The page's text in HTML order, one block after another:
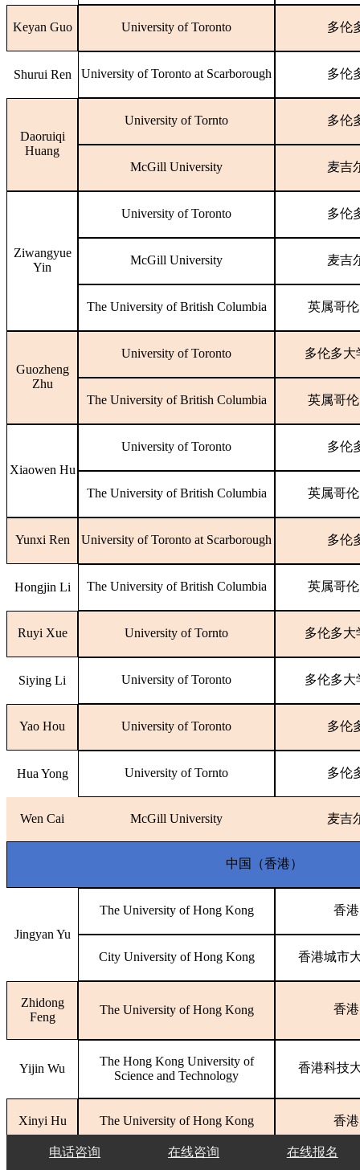
Keyan Guo University of Toronto 多伦
Shurui Ren University of Toronto at Scarborough 多伦
Daoruiqi
Huang
University of Tornto 多伦
McGill University 麦吉
Ziwangyue
Yin
University of Toronto 多伦
McGill University 麦吉
The University of British Columbia 英属哥
Guozheng
Zhu
University of Toronto 多伦多大
The University of British Columbia 英属哥
Xiaowen Hu
University of Toronto 多伦
The University of British Columbia 英属哥
Yunxi Ren University of Toronto at Scarborough 多伦
Hongjin Li The University of British Columbia 英属哥
Ruyi Xue University of Tornto 多伦多大
Siying Li University of Toronto 多伦多大
Yao Hou University of Toronto 多伦
Hua Yong University of Tornto 多伦
Wen Cai McGill University 麦吉
中国（香港）
Jingyan Yu
The University of Hong Kong 香
City University of Hong Kong 香港城市
Zhidong
Feng
The University of Hong Kong 香
Yijin Wu
The Hong Kong University of
Science and Technology
香港科技
Xinyi Hu The University of Hong Kong 香
电话咨询 在线咨询 在线报名